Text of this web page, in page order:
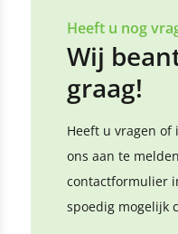
Heeft u nog
Wij
graag!
Heeft u vragen
ons aan te
contactformulier
spoedig mogelijk